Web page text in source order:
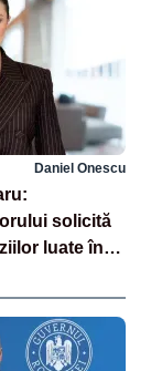
Daniel Onescu
solicită
luate în